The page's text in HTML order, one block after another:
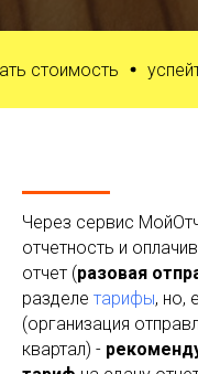
успейте
Через сервис
отчетность и
отчет (разовая
разделе тарифы, но,
(организация
квартал) -